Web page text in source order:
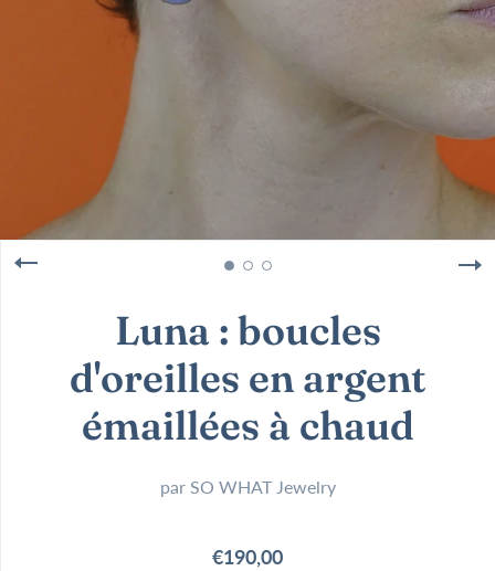
Luna : boucles
d'oreilles en argent
émaillées à chaud
par SO WHAT Jewelry
€190,00